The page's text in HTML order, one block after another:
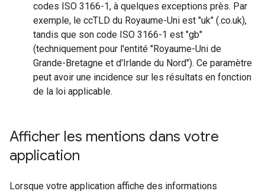
codes ISO 3166-1, à quelques exceptions près. Par
exemple, le ccTLD du Royaume-Uni est "uk" (.co.uk),
tandis que son code ISO 3166-1 est "gb"
(techniquement pour l'entité "Royaume-Uni de
Grande-Bretagne et d'Irlande du Nord"). Ce paramètre
peut avoir une incidence sur les résultats en fonction
de la loi applicable.
Afficher les mentions dans votre
application
Lorsque votre application affiche des informations